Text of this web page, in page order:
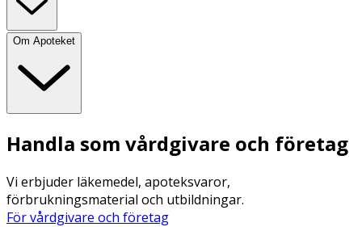
Om Apoteket
Handla som vårdgivare och företag
Vi erbjuder läkemedel, apoteksvaror,
förbrukningsmaterial och utbildningar.
För vårdgivare och företag